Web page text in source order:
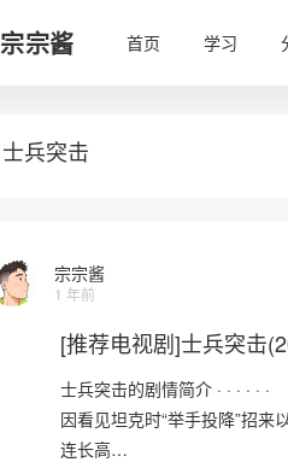
宗宗酱 首页 学习
士兵突击
宗宗酱
1 年前
[推荐电视剧]士兵突击
士兵突击的剧情简介 · · · ·
因看见坦克时“举手投降”招来
连长高…